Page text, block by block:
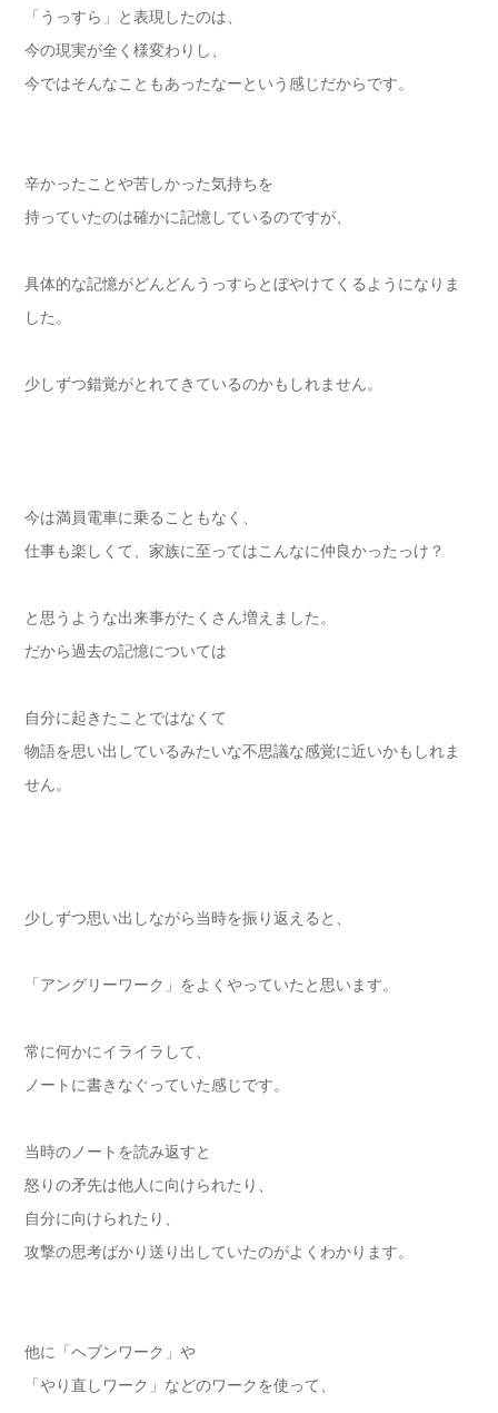
「うっすら」と表現したのは、
今の現実が全く様変わりし、
今ではそんなこともあったなーという感じだからです。
辛かったことや苦しかった気持ちを
持っていたのは確かに記憶しているのですが、
具体的な記憶がどんどんうっすらとぼやけてくるようになりま
した。
少しずつ錯覚がとれてきているのかもしれません。
今は満員電車に乗ることもなく、
仕事も楽しくて、家族に至ってはこんなに仲良かったっけ？
と思うような出来事がたくさん増えました。
だから過去の記憶については
自分に起きたことではなくて
物語を思い出しているみたいな不思議な感覚に近いかもしれま
せん。
少しずつ思い出しながら当時を振り返えると、
「アングリーワーク」をよくやっていたと思います。
常に何かにイライラして、
ノートに書きなぐっていた感じです。
当時のノートを読み返すと
怒りの矛先は他人に向けられたり、
自分に向けられたり、
攻撃の思考ばかり送り出していたのがよくわかります。
他に「ヘブンワーク」や
「やり直しワーク」などのワークを使って、